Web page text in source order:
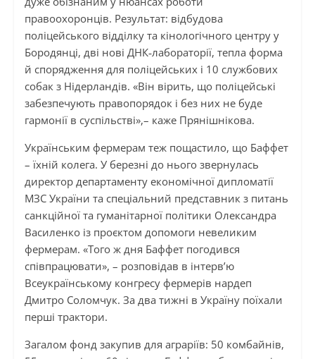
правоохоронців. Результат: відбудова
поліцейського відділку та кінологічного центру у
Бородянці, дві нові ДНК‑лабораторії, тепла форма
й спорядження для поліцейських і 10 службових
собак з Нідерландів. «Він вірить, що поліцейські
забезпечують правопорядок і без них не буде
гармонії в суспільстві»,– каже Прянішнікова.
Українським фермерам теж пощастило, що Баффет
– їхній колега. У березні до нього звернулась
директор департаменту економічної дипломатії
МЗС України та спеціальний представник з питань
санкційної та гуманітарної політики Олександра
Василенко із проєктом допомоги невеликим
фермерам. «Того ж дня Баффет погодився
співпрацювати», – розповідав в інтерв’ю
Всеукраїнському конгресу фермерів нардеп
Дмитро Соломчук. За два тижні в Україну поїхали
перші трактори.
Загалом фонд закупив для аграріїв: 50 комбайнів,